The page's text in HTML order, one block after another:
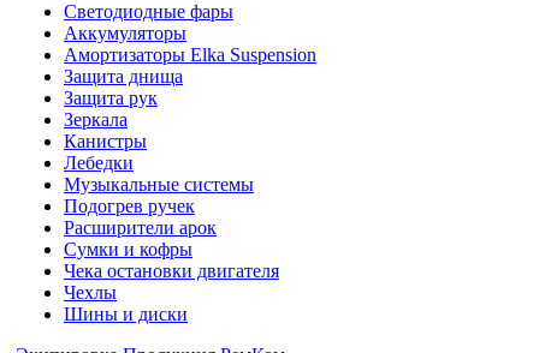
Cветодиодные фары
Аккумуляторы
Амортизаторы Elka Suspension
Защита днища
Защита рук
Зеркала
Канистры
Лебедки
Музыкальные системы
Подогрев ручек
Расширители арок
Сумки и кофры
Чека остановки двигателя
Чехлы
Шины и диски